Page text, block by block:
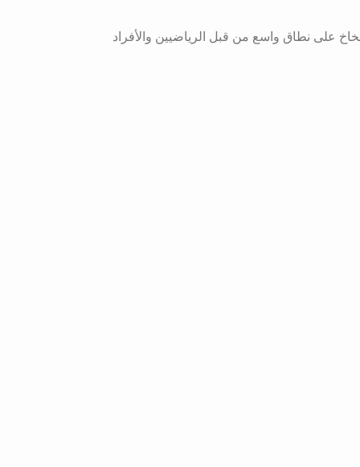
يُستخدم هذا البخاخ على نطاق واسع من قبل الرياضيين والأفراد